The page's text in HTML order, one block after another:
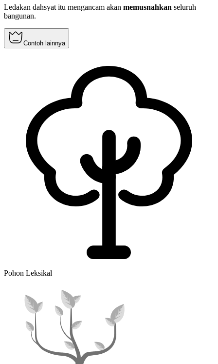
Ledakan dahsyat itu mengancam akan memusnahkan seluruh
bangunan.
Contoh lainnya
Pohon Leksikal